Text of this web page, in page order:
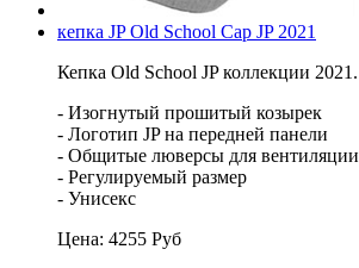
кепка JP Old School Cap JP 2021
Кепка Old School JP коллекции 2021.
- Изогнутый прошитый козырек
- Логотип JP на передней панели
- Общитые люверсы для вентиляции
- Регулируемый размер
- Унисекс
Цена: 4255 Руб